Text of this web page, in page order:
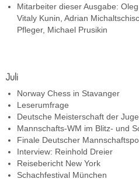
Mitarbeiter dieser Ausgabe:
Vitaly Kunin, Adrian
Pfleger, Michael Prusikin
Juli
Norway Chess in Stavanger
Leserumfrage
Deutsche Meisterschaft der
Mannschafts-WM im Blitz- und
Finale Deutscher
Interview: Reinhold Dreier
Reisebericht New York
Schachfestival München